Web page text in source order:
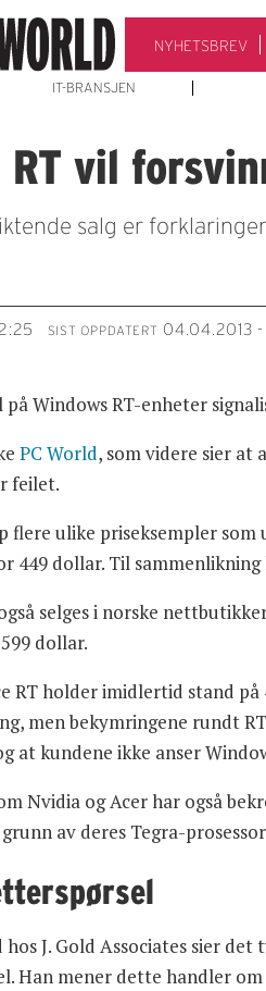
NYHETSBREV
IT-BRANSJEN
RT vil
salg er
SIST OPPDATERT 04.04.2013
Windows RT-enheter
PC World, som videre sier at
feilet.
flere ulike priseksempler
449 dollar. Til
selges i norske
dollar.
RT holder imidlertid stand
men bekymringene rundt
at kundene ikke anser
Nvidia og Acer har også
av deres Tegra-
hos J. Gold Associates sier
Han mener dette handler om